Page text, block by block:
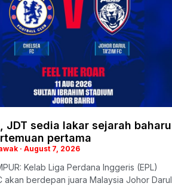
JDT sedia lakar sejarah baharu
pertama
August 7, 2026
Kelab Liga Perdana Inggeris (EPL)
akan berdepan juara Malaysia Johor Darul